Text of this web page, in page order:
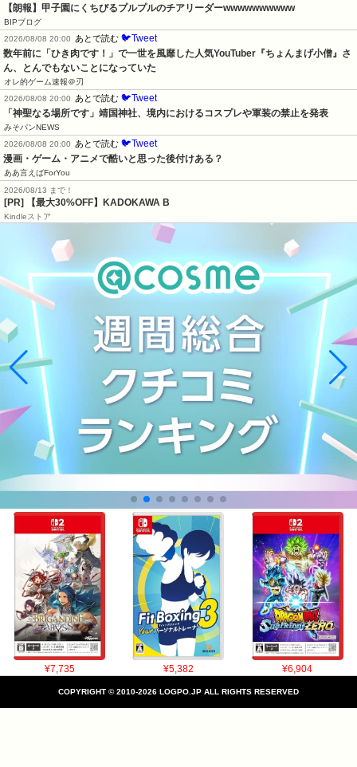
【朗報】甲子園にくちびるプルプルのチアリーダーwwwwwwwwww
BIPブログ
2026/08/08 20:00
あとで読む 🐦Tweet
数年前に「ひき肉です！」で一世を風靡した人気YouTuber『ちょんまげ小僧』さ
ん、とんでもないことになっていた
オレ的ゲーム速報＠刃
2026/08/08 20:00
あとで読む 🐦Tweet
「神聖なる場所です」靖国神社、境内におけるコスプレや軍装の禁止を発表
みそパンNEWS
2026/08/08 20:00
あとで読む 🐦Tweet
漫画・ゲーム・アニメで酷いと思った後付けある？
ああ言えばForYou
2026/08/13 まで！
[PR] 【最大30%OFF】KADOKAWA B
Kindleストア
¥7,735 ¥5,382 ¥6,904
COPYRIGHT © 2010-2026 LOGPO.JP ALL RIGHTS RESERVED